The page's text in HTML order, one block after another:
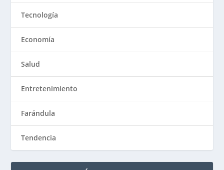
Tecnología
Economía
Salud
Entretenimiento
Farándula
Tendencia